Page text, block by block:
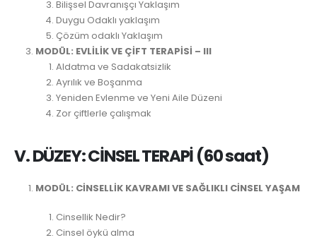
Bilişsel Davranışçı Yaklaşım
Duygu Odaklı yaklaşım
Çözüm odaklı Yaklaşım
MODÜL: EVLİLİK VE ÇİFT TERAPİSİ – III
Aldatma ve Sadakatsizlik
Ayrılık ve Boşanma
Yeniden Evlenme ve Yeni Aile Düzeni
Zor çiftlerle çalışmak
V. DÜZEY: CİNSEL TERAPİ (60 saat)
MODÜL: CİNSELLİK KAVRAMI VE SAĞLIKLI CİNSEL YAŞAM
Cinsellik Nedir?
Cinsel öykü alma